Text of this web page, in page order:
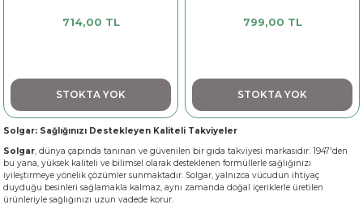
714,00 TL
STOKTA YOK
799,00 TL
STOKTA YOK
Solgar: Sağlığınızı Destekleyen Kaliteli Takviyeler
Solgar , dünya çapında tanınan ve güvenilen bir gıda takviyesi markasıdır. 1947'den
bu yana, yüksek kaliteli ve bilimsel olarak desteklenen formüllerle sağlığınızı
iyileştirmeye yönelik çözümler sunmaktadır. Solgar, yalnızca vücudun ihtiyaç
duyduğu besinleri sağlamakla kalmaz, aynı zamanda doğal içeriklerle üretilen
ürünleriyle sağlığınızı uzun vadede korur.